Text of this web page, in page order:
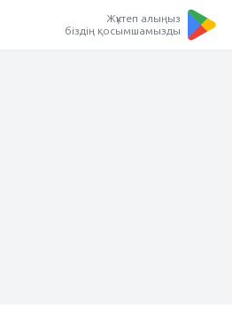
Жүктеп алыңыз
біздің қосымшамызды